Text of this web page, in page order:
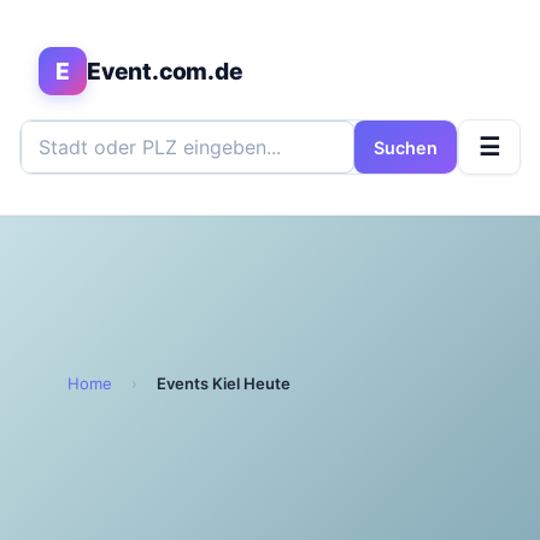
E Event.com.de
Suchen ☰
Home › Events Kiel Heute